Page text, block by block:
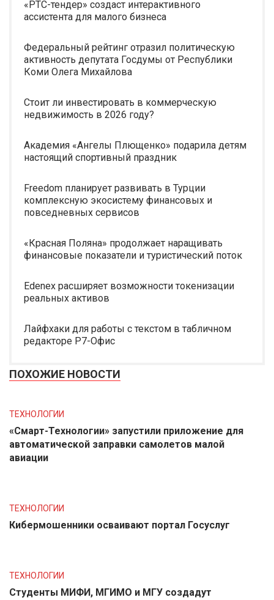
«РТС-тендер» создаст интерактивного
ассистента для малого бизнеса
Федеральный рейтинг отразил политическую
активность депутата Госдумы от Республики
Коми Олега Михайлова
Стоит ли инвестировать в коммерческую
недвижимость в 2026 году?
Академия «Ангелы Плющенко» подарила детям
настоящий спортивный праздник
Freedom планирует развивать в Турции
комплексную экосистему финансовых и
повседневных сервисов
«Красная Поляна» продолжает наращивать
финансовые показатели и туристический поток
Edenex расширяет возможности токенизации
реальных активов
Лайфхаки для работы с текстом в табличном
редакторе Р7-Офис
ПОХОЖИЕ НОВОСТИ
ТЕХНОЛОГИИ
«Смарт-Технологии» запустили приложение для
автоматической заправки самолетов малой
авиации
ТЕХНОЛОГИИ
Кибермошенники осваивают портал Госуслуг
ТЕХНОЛОГИИ
Студенты МИФИ, МГИМО и МГУ создадут